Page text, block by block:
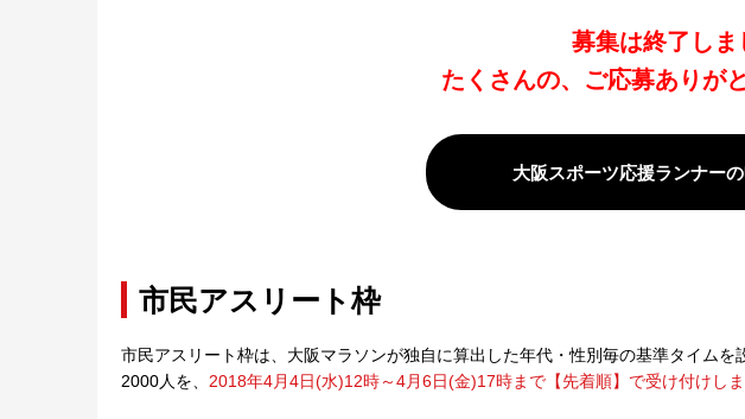
募集は終了しま
たくさんの、ご応募ありが
大阪スポーツ応援ランナー
市民アスリート枠
市民アスリート枠は、大阪マラソンが独自に算出した年代・性別毎の基準タイムを
2000人を、 2018年4月4日(水)12時～4月6日(金)17時まで【先着順】で受け付けしま